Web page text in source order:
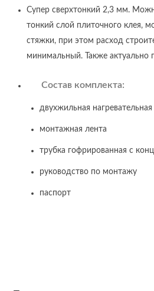
Супер сверхтонкий 2,3 мм.
тонкий слой плиточного клея,
стяжки, при этом расход
минимальный. Также актуально
Состав комплекта:
двухжильная нагревательная
монтажная лента
трубка гофрированная с
руководство по монтажу
паспорт